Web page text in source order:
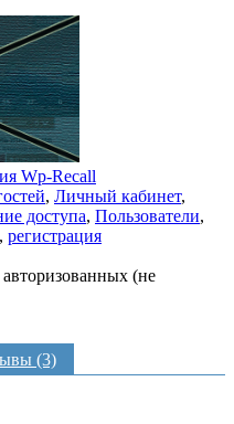
Wp-Recall
, Личный кабинет,
доступа, Пользователи,
, регистрация
(не
(3)